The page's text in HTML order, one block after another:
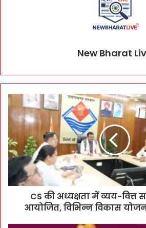
New Bharat
CS की अध्यक्षता में व्यय-वित्त
आयोजित, विभिन्न विकास